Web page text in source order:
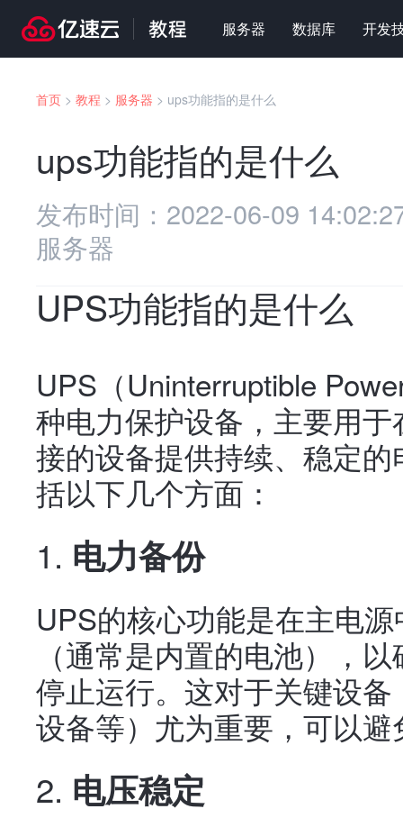
服务器 数据库 开发
首页 > 教程 > 服务器 > ups功能指的是什么
ups功能指的是什么
发布时间： 2022-06-09
服务器
UPS功能指的是什么
UPS（Uninterruptible
种电力保护设备，主要用
接的设备提供持续、稳定
括以下几个方面：
1. 电力备份
UPS的核心功能是在主电
（通常是内置的电池），
停止运行。这对于关键设备
设备等）尤为重要，可以
2. 电压稳定